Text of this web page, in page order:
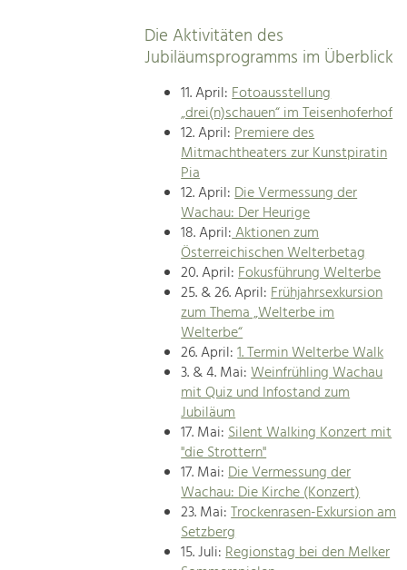
Die Aktivitäten des
Jubiläumsprogramms im Überblick
11. April:Fotoausstellung
„drei(n)schauen“ im Teisenhoferhof
12. April:Premiere des
Mitmachtheaters zur Kunstpiratin
Pia
12. April:Die Vermessung der
Wachau: Der Heurige
18. April:Aktionen zum
Österreichischen Welterbetag
20. April:Fokusführung Welterbe
25. & 26. April:Frühjahrsexkursion
zum Thema „Welterbe im
Welterbe“
26. April:1. Termin Welterbe Walk
3. & 4. Mai:Weinfrühling Wachau
mit Quiz und Infostand zum
Jubiläum
17. Mai:Silent Walking Konzert mit
"die Strottern"
17. Mai:Die Vermessung der
Wachau: Die Kirche (Konzert)
23. Mai:Trockenrasen-Exkursion am
Setzberg
15. Juli:Regionstag bei den Melker